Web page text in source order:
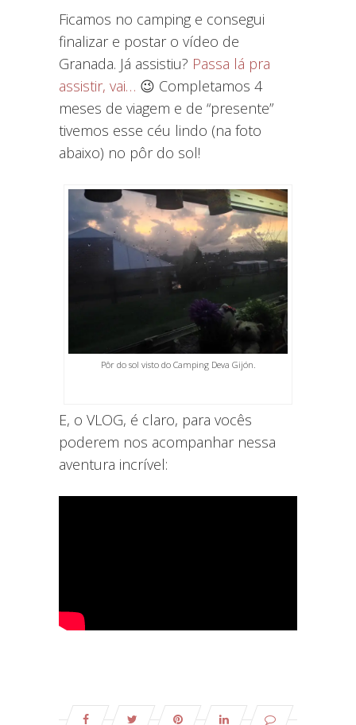
Ficamos no camping e consegui
finalizar e postar o vídeo de
Granada. Já assistiu? Passa lá pra
assistir, vai… 😉 Completamos 4
meses de viagem e de “presente”
tivemos esse céu lindo (na foto
abaixo) no pôr do sol!
Pôr do sol visto do Camping Deva Gijón.
E, o VLOG, é claro, para vocês
poderem nos acompanhar nessa
aventura incrível: